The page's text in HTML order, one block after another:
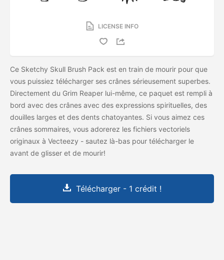
LICENSE INFO
Ce Sketchy Skull Brush Pack est en train de mourir pour que
vous puissiez télécharger ses crânes sérieusement superbes.
Directement du Grim Reaper lui-même, ce paquet est rempli à
bord avec des crânes avec des expressions spirituelles, des
douilles larges et des dents chatoyantes. Si vous aimez ces
crânes sommaires, vous adorerez les fichiers vectoriels
originaux à Vecteezy - sautez là-bas pour télécharger le
avant de glisser et de mourir!
Télécharger - 1 crédit !